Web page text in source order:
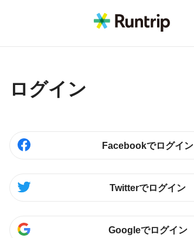
ログイン
Facebookでログイン
Twitterでログイン
Googleでログイン